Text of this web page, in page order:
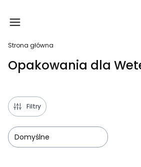
Strona główna
Opakowania dla
Filtry
Domyślne